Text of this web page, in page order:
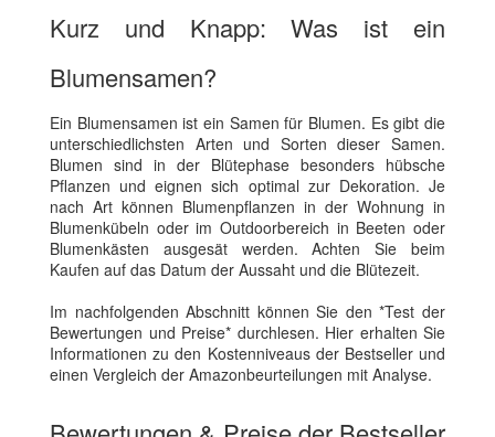
Kurz und Knapp: Was ist ein
Blumensamen?
Ein Blumensamen ist ein Samen für Blumen. Es gibt die
unterschiedlichsten Arten und Sorten dieser Samen.
Blumen sind in der Blütephase besonders hübsche
Pflanzen und eignen sich optimal zur Dekoration. Je
nach Art können Blumenpflanzen in der Wohnung in
Blumenkübeln oder im Outdoorbereich in Beeten oder
Blumenkästen ausgesät werden. Achten Sie beim
Kaufen auf das Datum der Aussaht und die Blütezeit.
Im nachfolgenden Abschnitt können Sie den *Test der
Bewertungen und Preise* durchlesen. Hier erhalten Sie
Informationen zu den Kostenniveaus der Bestseller und
einen Vergleich der Amazonbeurteilungen mit Analyse.